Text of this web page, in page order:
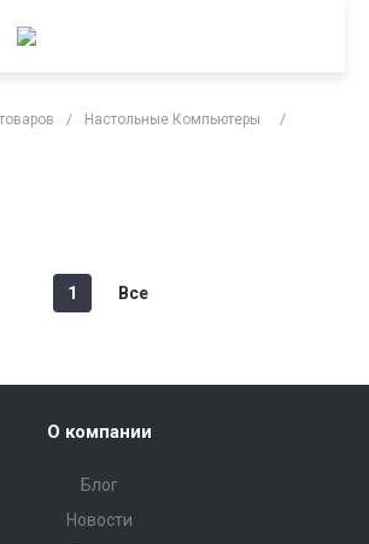
/ Настольные Компьютеры
/
1 Все
О компании
Блог
Новости